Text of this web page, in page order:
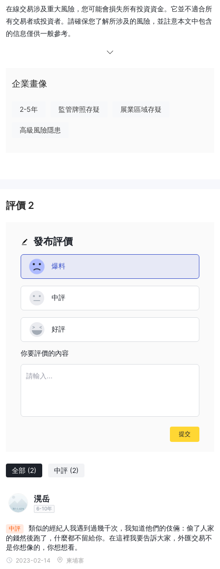
在線交易涉及重大風險，您可能會損失所有投資資金。它並不適合所
有交易者或投資者。請確保您了解所涉及的風險，並註意本文中包含
的信息僅供一般參考。
在美國註冊， Prime Capital Trading聲稱它是一家在線交易經紀
方網站，我們很難在任何地方獲取大量相關信息。至於監管， Prime
Capital Trading是
Prime Capital Trading替代經紀人
和偏好。一些流行的選擇包括：
優勢外匯 - 一家信譽良好的經紀商，擁有廣泛的交易工具和具有競
爭力的價格，適合初學者和有經驗的交易者。
黑牛市場 -值得信賴的經紀商提供卓越的交易條件、先進的技術和
卓越的客戶支持，使其成為各級交易者的可靠選擇。
全球總理 -
一家以透明度、有競爭力的點差和快速交易執行而聞名
的可靠經紀商，使其成為尋求可信賴和專業交易體驗的交易者的理想
選擇。
最終，個人交易者的最佳經紀商將取決於他們特定的交易風格、偏好
是 Prime Capital Trading安全還是騙局？
根據現有信息，
的風險，因為法律保護和監督可能有限。明智的做法是進行徹底的研
究，並選擇在安全性和可靠性方面具有良好記錄的受監管經紀人。
提供的交易槓桿 Prime Capital Trading
多監管機構制定的規則：主要貨幣的最大槓桿在歐洲和澳大利亞高達
它可能會給缺乏經驗的投資者帶來毀滅性的損失。如果您剛開始涉足
交易領域，最好堅持使用較小的尺寸，不超過 1:10。
交易平台
Prime Capital Trading沒有詳細說明它提供什麼交易平台
有交易平台或第三方交易平台，如 Metatrader4 或 Metatrader5。
企業畫像
2-5年 監管牌照存疑 展業區域存疑
高級風險隱患
全部 (2) 中評 (2)
滉岳
6-10年
中評
類似的經紀人我遇到過幾千次，我知道他們的伎倆：偷了人家
的錢然後跑了，什麼都不留給你。在這裡我要告訴大家，外匯交易不
是你想像的，你想想看。
2023-02-14 柬埔寨
發布評價
爆料
中評
好評
你要評價的內容
請輸入...
提交
評價 2